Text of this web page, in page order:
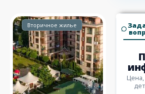
Вторичное жилье
Цена,